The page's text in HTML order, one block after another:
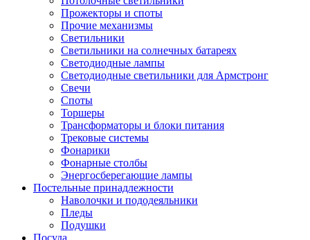
Прожекторы и споты
Прочие механизмы
Светильники
Светильники на солнечных батареях
Светодиодные лампы
Светодиодные светильники для Армстронг
Свечи
Споты
Торшеры
Трансформаторы и блоки питания
Трековые системы
Фонарики
Фонарные столбы
Энергосберегающие лампы
Постельные принадлежности
Наволочки и пододеяльники
Пледы
Подушки
Посуда